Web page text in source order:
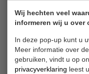
Wij hechten veel
informeren wij u over
In deze pop-up kunt u
Meer informatie over
gebruiken, vindt u op
privacyverklaring leest
Bandenwissel
Financiering